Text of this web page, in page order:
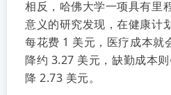
相反，哈佛大学一项具有里
意义的研究发现，在健康计
每花费 1 美元，医疗成本就
降约 3.27 美元，缺勤成本
降 2.73 美元。